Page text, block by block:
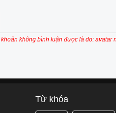
không bình luận được là do: avatar
Từ khóa